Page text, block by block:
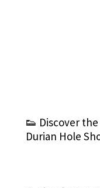
👟 Discover
Durian Hole